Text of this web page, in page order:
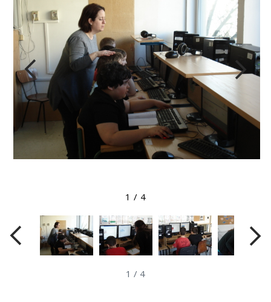
1 / 4
1 / 4